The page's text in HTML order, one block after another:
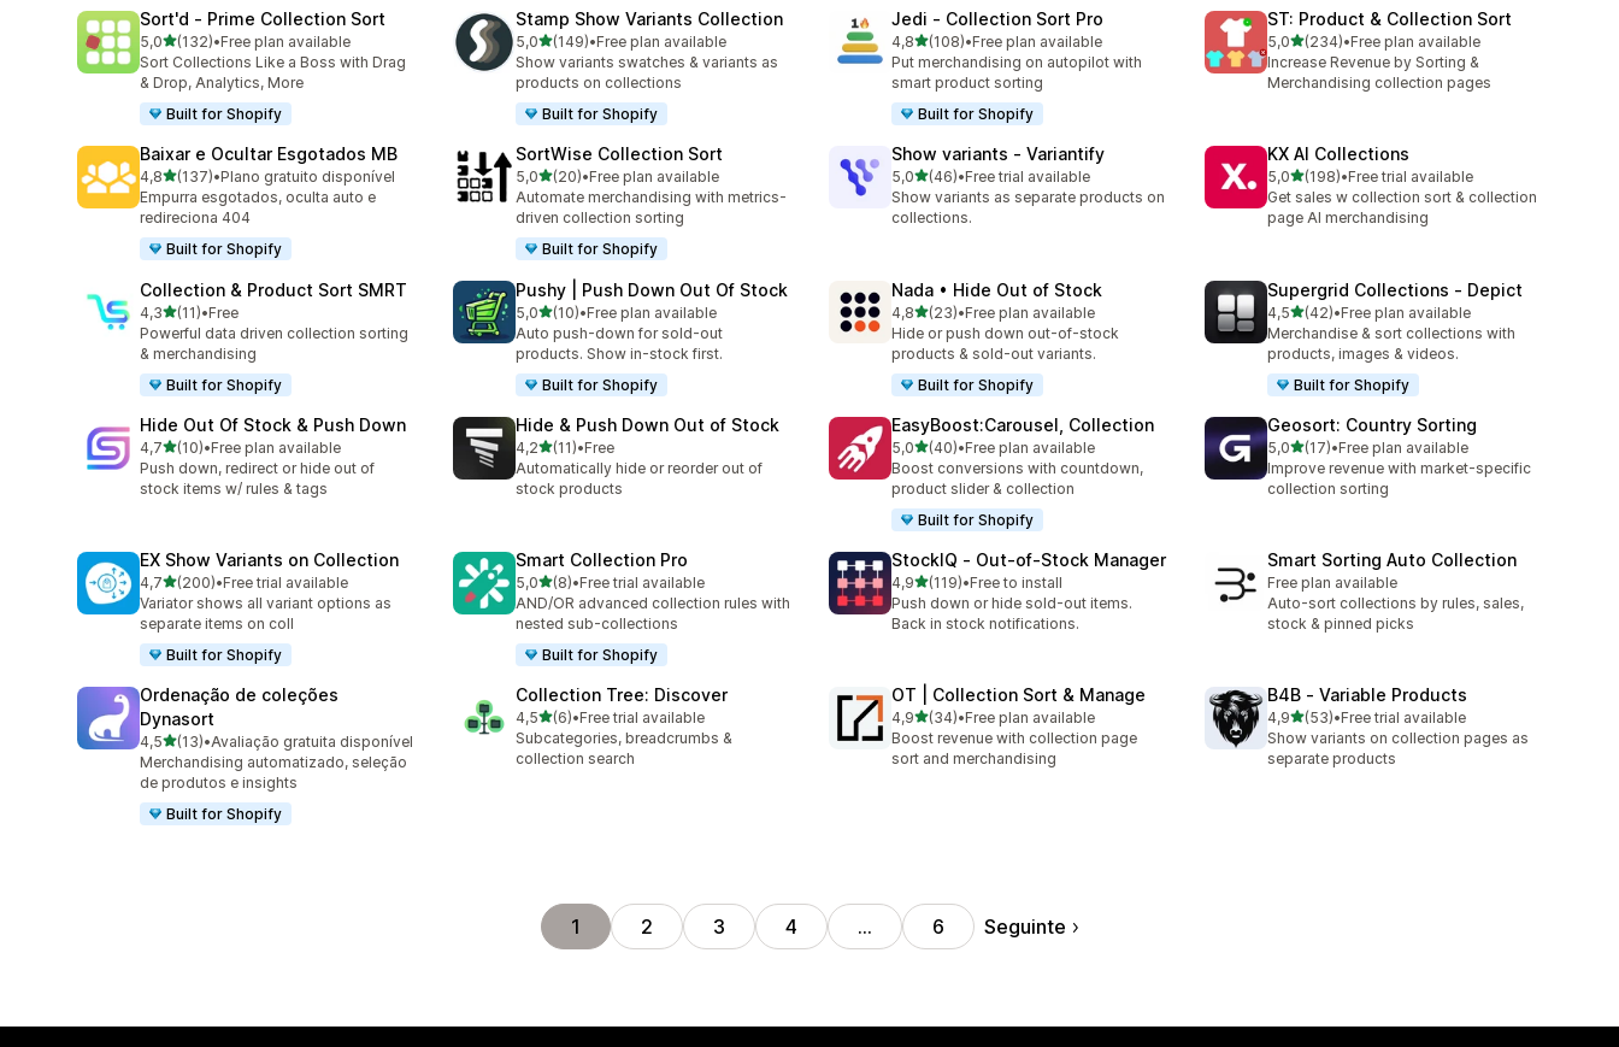
Sort'd ‑ Prime Collection Sort
5,0de 5 estrelas
(132)
132 total de avaliações
•Free plan available
Sort Collections Like a Boss with Drag
& Drop, Analytics, More
Built for Shopify
Stamp Show Variants Collection
5,0de 5 estrelas
(149)
149 total de avaliações
•Free plan available
Show variants swatches & variants as
products on collections
Built for Shopify
Jedi ‑ Collection Sort Pro
4,8de 5 estrelas
(108)
108 total de avaliações
•Free plan available
Put merchandising on autopilot with
smart product sorting
Built for Shopify
ST: Product & Collection Sort
5,0de 5 estrelas
(234)
234 total de avaliações
•Free plan available
Increase Revenue by Sorting &
Merchandising collection pages
Baixar e Ocultar Esgotados MB
4,8de 5 estrelas
(137)
137 total de avaliações
•Plano gratuito disponível
Empurra esgotados, oculta auto e
redireciona 404
Built for Shopify
SortWise Collection Sort
5,0de 5 estrelas
(20)
20 total de avaliações
•Free plan available
Automate merchandising with metrics-
driven collection sorting
Built for Shopify
Show variants ‑ Variantify
5,0de 5 estrelas
(46)
46 total de avaliações
•Free trial available
Show variants as separate products on
collections.
KX AI Collections
5,0de 5 estrelas
(198)
198 total de avaliações
•Free trial available
Get sales w collection sort & collection
page AI merchandising
Collection & Product Sort SMRT
4,3de 5 estrelas
(11)
11 total de avaliações
•Free
Powerful data driven collection sorting
& merchandising
Built for Shopify
Pushy | Push Down Out Of Stock
5,0de 5 estrelas
(10)
10 total de avaliações
•Free plan available
Auto push-down for sold-out
products. Show in-stock first.
Built for Shopify
Nada • Hide Out of Stock
4,8de 5 estrelas
(23)
23 total de avaliações
•Free plan available
Hide or push down out-of-stock
products & sold-out variants.
Built for Shopify
Supergrid Collections ‑ Depict
4,5de 5 estrelas
(42)
42 total de avaliações
•Free plan available
Merchandise & sort collections with
products, images & videos.
Built for Shopify
Hide Out Of Stock & Push Down
4,7de 5 estrelas
(10)
10 total de avaliações
•Free plan available
Push down, redirect or hide out of
stock items w/ rules & tags
Hide & Push Down Out of Stock
4,2de 5 estrelas
(11)
11 total de avaliações
•Free
Automatically hide or reorder out of
stock products
EasyBoost:Carousel, Collection
5,0de 5 estrelas
(40)
40 total de avaliações
•Free plan available
Boost conversions with countdown,
product slider & collection
Built for Shopify
Geosort: Country Sorting
5,0de 5 estrelas
(17)
17 total de avaliações
•Free plan available
Improve revenue with market-specific
collection sorting
EX Show Variants on Collection
4,7de 5 estrelas
(200)
200 total de avaliações
•Free trial available
Variator shows all variant options as
separate items on coll
Built for Shopify
Smart Collection Pro
5,0de 5 estrelas
(8)
8 total de avaliações
•Free trial available
AND/OR advanced collection rules with
nested sub-collections
Built for Shopify
StockIQ ‑ Out‑of‑Stock Manager
4,9de 5 estrelas
(119)
119 total de avaliações
•Free to install
Push down or hide sold-out items.
Back in stock notifications.
Smart Sorting Auto Collection
Free plan available
Auto-sort collections by rules, sales,
stock & pinned picks
Ordenação de coleções
Dynasort
4,5de 5 estrelas
(13)
13 total de avaliações
•Avaliação gratuita disponível
Merchandising automatizado, seleção
de produtos e insights
Built for Shopify
Collection Tree: Discover
4,5de 5 estrelas
(6)
6 total de avaliações
•Free trial available
Subcategories, breadcrumbs &
collection search
OT | Collection Sort & Manage
4,9de 5 estrelas
(34)
34 total de avaliações
•Free plan available
Boost revenue with collection page
sort and merchandising
B4B ‑ Variable Products
4,9de 5 estrelas
(53)
53 total de avaliações
•Free trial available
Show variants on collection pages as
separate products
1 2 3 4 … 6 Seguinte